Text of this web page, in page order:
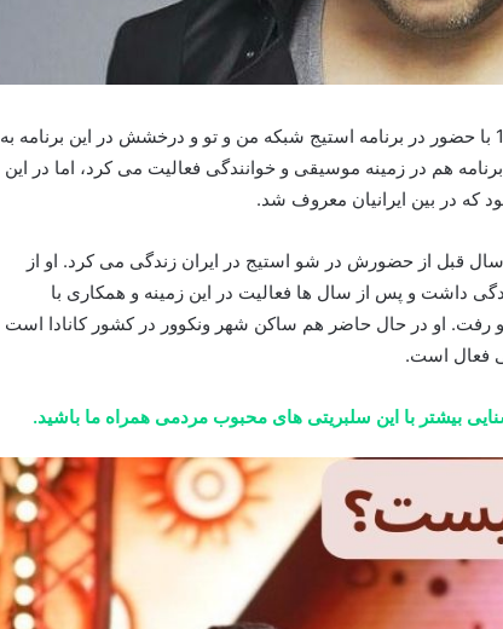
رایان استیج خواننده جوانی است که در سال 1396 با حضور در برنامه استیج شبکه من و تو و درخشش در این برنامه به
هم در زمینه موسیقی و خوانندگی فعالیت می کرد، اما در این
که در بین ایرانیان معروف شد.
سال قبل از حضورش در شو استیج در ایران زندگی می کرد. او از
داشت و پس از سال ها فعالیت در این زمینه و همکاری با
رفت. او در حال حاضر هم ساکن شهر ونکوور در کشور کانادا است
فعال است.
بیشتر با این سلبریتی های محبوب مردمی همراه ما باشید.